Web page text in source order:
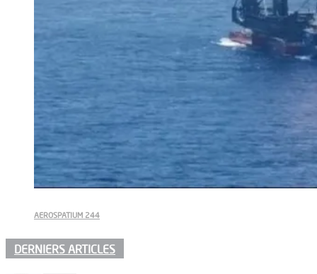
AEROSPATIUM 244
DERNIERS ARTICLES